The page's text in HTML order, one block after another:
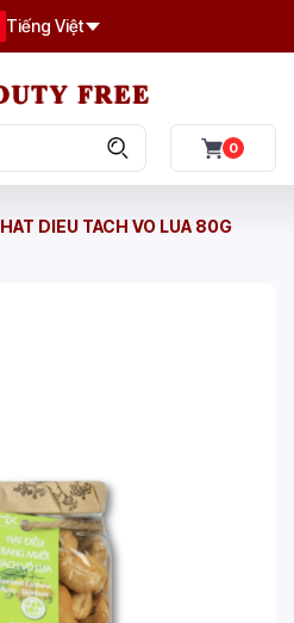
Tiếng Việt
0
HAT DIEU TACH VO LUA 80G